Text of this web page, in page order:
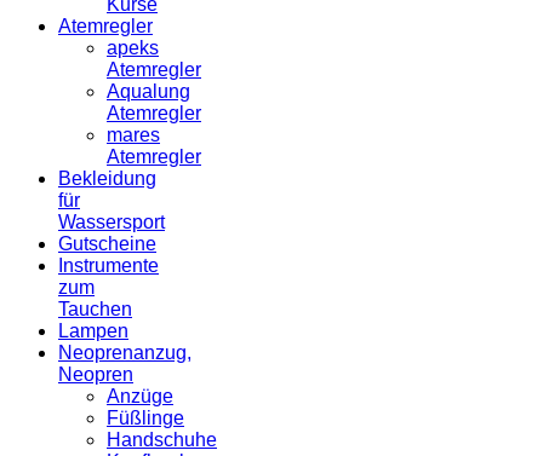
Kurse
Atemregler
apeks
Atemregler
Aqualung
Atemregler
mares
Atemregler
Bekleidung
für
Wassersport
Gutscheine
Instrumente
zum
Tauchen
Lampen
Neoprenanzug,
Neopren
Anzüge
Füßlinge
Handschuhe